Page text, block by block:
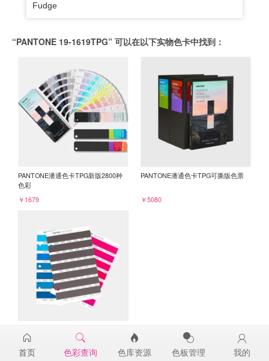
Fudge
“PANTONE 19-1619TPG” 可以在以下实物色卡中找到：
PANTONE潘通色卡TPG新版2800种
色彩
￥1679
PANTONE潘通色卡TPG可撕版色票
￥5080
19-1619TPG
￥98
首页 色彩查询 色库资源 色板管理 我的